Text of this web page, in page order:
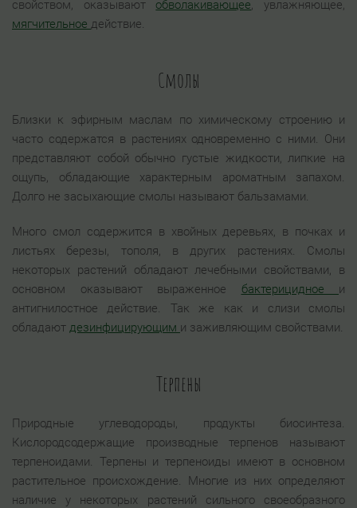
свойством, оказывают обволакивающее, увлажняющее,
мягчительное действие.
Смолы
Близки к эфирным маслам по химическому строению и
часто содержатся в растениях одновременно с ними. Они
представляют собой обычно густые жидкости, липкие на
ощупь, обладающие характерным ароматным запахом.
Долго не засыхающие смолы называют бальзамами.
Много смол содержится в хвойных деревьях, в почках и
листьях березы, тополя, в других растениях. Смолы
некоторых растений обладают лечебными свойствами, в
основном оказывают выраженное бактерицидное и
антигнилостное действие. Так же как и слизи смолы
обладают дезинфицирующим и заживляющим свойствами.
Терпены
Природные углеводороды, продукты биосинтеза.
Кислородсодержащие производные терпенов называют
терпеноидами. Терпены и терпеноиды имеют в основном
растительное происхождение. Многие из них определяют
наличие у некоторых растений сильного своеобразного